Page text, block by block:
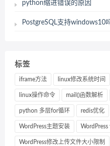
python缩进错误的原因
PostgreSQL支持windows10
标签
iframe方法 linux修改系统时间
linux操作命令 mail()函数解析
python 多层for循环 redis优化
WordPress主题安装 WordPress
WordPress修改上传文件大小限制